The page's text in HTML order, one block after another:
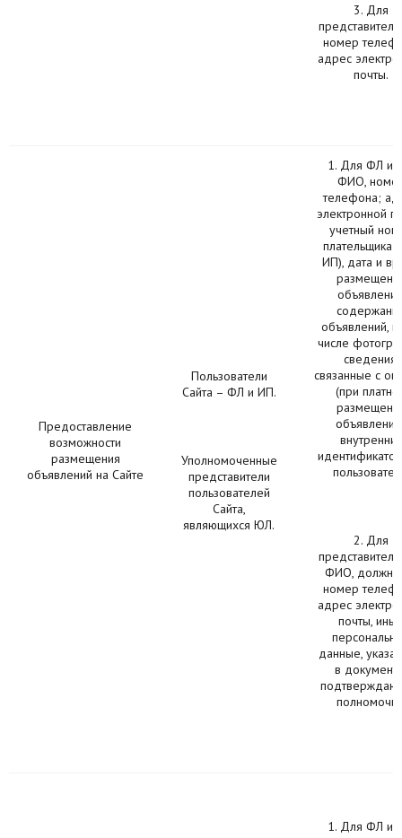
3. Для
номер
адрес
почты.
Предоставление
возможности
размещения
объявлений на Сайте
Пользователи
Сайта – ФЛ и ИП.
Уполномоченные
представители
пользователей
Сайта,
являющихся ЮЛ.
1. Для ФЛ и
ФИО,
телефона;
электронной
учетный
плательщика
ИП), дата и
объявлений, в
числе
сведения,
связанные с
(при
внутренний
2. Для
ФИО,
номер
адрес
почты,
данные,
в
1. Для ФЛ и